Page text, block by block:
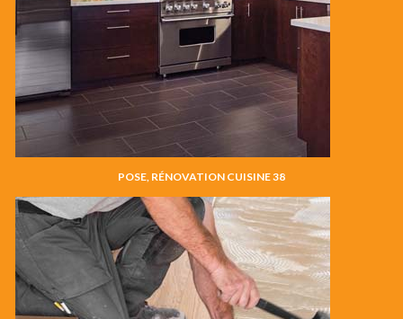
POSE, RÉNOVATION CUISINE 38